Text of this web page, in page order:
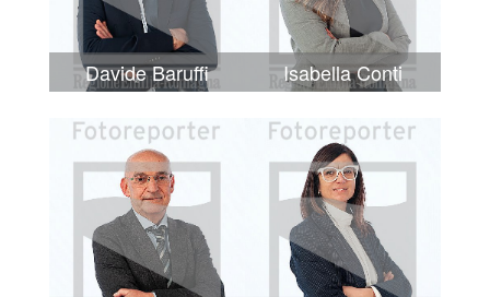
Davide Baruffi Isabella Conti